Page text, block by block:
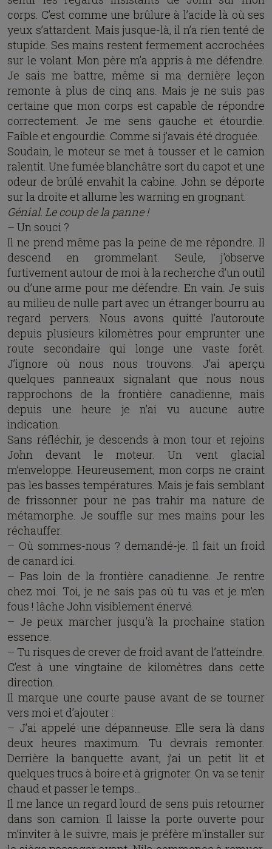
corps. C’est comme une brûlure à l’acide là où ses
yeux s’attardent. Mais jusque-là, il n’a rien tenté de
stupide. Ses mains restent fermement accrochées
sur le volant. Mon père m’a appris à me défendre.
Je sais me battre, même si ma dernière leçon
remonte à plus de cinq ans. Mais je ne suis pas
certaine que mon corps est capable de répondre
correctement. Je me sens gauche et étourdie.
Faible et engourdie. Comme si j’avais été droguée.
Soudain, le moteur se met à tousser et le camion
ralentit. Une fumée blanchâtre sort du capot et une
odeur de brûlé envahit la cabine. John se déporte
sur la droite et allume les warning en grognant.
Génial. Le coup de la panne !
– Un souci ?
Il ne prend même pas la peine de me répondre. Il
descend en grommelant. Seule, j'observe
furtivement autour de moi à la recherche d’un outil
ou d’une arme pour me défendre. En vain. Je suis
au milieu de nulle part avec un étranger bourru au
regard pervers. Nous avons quitté l’autoroute
depuis plusieurs kilomètres pour emprunter une
route secondaire qui longe une vaste forêt.
J’ignore où nous nous trouvons. J’ai aperçu
quelques panneaux signalant que nous nous
rapprochons de la frontière canadienne, mais
depuis une heure je n’ai vu aucune autre
indication.
Sans réfléchir, je descends à mon tour et rejoins
John devant le moteur. Un vent glacial
m’enveloppe. Heureusement, mon corps ne craint
pas les basses températures. Mais je fais semblant
de frissonner pour ne pas trahir ma nature de
métamorphe. Je souffle sur mes mains pour les
réchauffer.
– Où sommes-nous ? demandé-je. Il fait un froid
de canard ici.
– Pas loin de la frontière canadienne. Je rentre
chez moi. Toi, je ne sais pas où tu vas et je m’en
fous ! lâche John visiblement énervé.
– Je peux marcher jusqu'à la prochaine station
essence.
– Tu risques de crever de froid avant de l’atteindre.
C’est à une vingtaine de kilomètres dans cette
direction.
Il marque une courte pause avant de se tourner
vers moi et d’ajouter :
– J’ai appelé une dépanneuse. Elle sera là dans
deux heures maximum. Tu devrais remonter.
Derrière la banquette avant, j’ai un petit lit et
quelques trucs à boire et à grignoter. On va se tenir
chaud et passer le temps…
Il me lance un regard lourd de sens puis retourner
dans son camion. Il laisse la porte ouverte pour
m’inviter à le suivre, mais je préfère m'installer sur